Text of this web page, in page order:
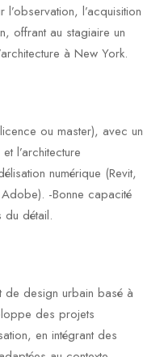
l’observation, l’acquisition
offrant au stagiaire un
à New York.
ou master), avec un
l’architecture
numérique (Revit,
-Bonne capacité
du détail.
de design urbain basé à
des projets
en intégrant des